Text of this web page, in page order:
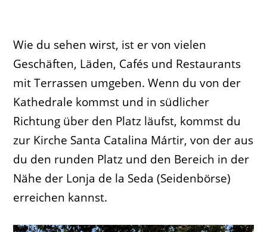
Wie du sehen wirst, ist er von vielen
Geschäften, Läden, Cafés und Restaurants
mit Terrassen umgeben. Wenn du von der
Kathedrale kommst und in südlicher
Richtung über den Platz läufst, kommst du
zur Kirche Santa Catalina Mártir, von der aus
du den runden Platz und den Bereich in der
Nähe der Lonja de la Seda (Seidenbörse)
erreichen kannst.